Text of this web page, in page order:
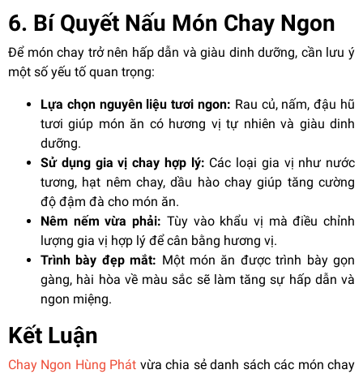
6. Bí Quyết Nấu Món Chay Ngon
Để món chay trở nên hấp dẫn và giàu dinh dưỡng, cần lưu ý
một số yếu tố quan trọng:
Lựa chọn nguyên liệu tươi ngon: Rau củ, nấm, đậu hũ
tươi giúp món ăn có hương vị tự nhiên và giàu dinh
dưỡng.
Sử dụng gia vị chay hợp lý: Các loại gia vị như nước
tương, hạt nêm chay, dầu hào chay giúp tăng cường
độ đậm đà cho món ăn.
Nêm nếm vừa phải: Tùy vào khẩu vị mà điều chỉnh
lượng gia vị hợp lý để cân bằng hương vị.
Trình bày đẹp mắt: Một món ăn được trình bày gọn
gàng, hài hòa về màu sắc sẽ làm tăng sự hấp dẫn và
ngon miệng.
Kết Luận
Chay Ngon Hùng Phát vừa chia sẻ danh sách các món chay